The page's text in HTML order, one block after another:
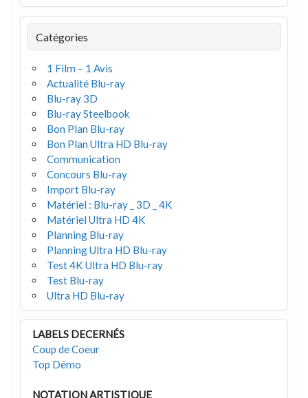
Catégories
1 Film – 1 Avis
Actualité Blu-ray
Blu-ray 3D
Blu-ray Steelbook
Bon Plan Blu-ray
Bon Plan Ultra HD Blu-ray
Communication
Concours Blu-ray
Import Blu-ray
Matériel : Blu-ray _ 3D _ 4K
Matériel Ultra HD 4K
Planning Blu-ray
Planning Ultra HD Blu-ray
Test 4K Ultra HD Blu-ray
Test Blu-ray
Ultra HD Blu-ray
LABELS DECERNÉS
Coup de Coeur
Top Démo
NOTATION ARTISTIQUE